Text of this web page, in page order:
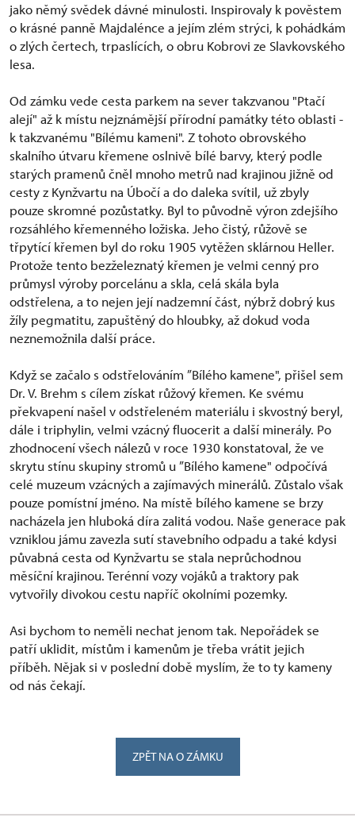
jako němý svědek dávné minulosti. Inspirovaly k pověstem
o krásné panně Majdalénce a jejím zlém strýci, k pohádkám
o zlých čertech, trpaslících, o obru Kobrovi ze Slavkovského
lesa.
Od zámku vede cesta parkem na sever takzvanou "Ptačí
alejí" až k místu nejznámější přírodní památky této oblasti -
k takzvanému "Bílému kameni". Z tohoto obrovského
skalního útvaru křemene oslnivě bílé barvy, který podle
starých pramenů čněl mnoho metrů nad krajinou jižně od
cesty z Kynžvartu na Úbočí a do daleka svítil, už zbyly
pouze skromné pozůstatky. Byl to původně výron zdejšího
rozsáhlého křemenného ložiska. Jeho čistý, růžově se
třpytící křemen byl do roku 1905 vytěžen sklárnou Heller.
Protože tento bezželeznatý křemen je velmi cenný pro
průmysl výroby porcelánu a skla, celá skála byla
odstřelena, a to nejen její nadzemní část, nýbrž dobrý kus
žíly pegmatitu, zapuštěný do hloubky, až dokud voda
neznemožnila další práce.
Když se začalo s odstřelováním ”Bílého kamene", přišel sem
Dr. V. Brehm s cílem získat růžový křemen. Ke svému
překvapení našel v odstřeleném materiálu i skvostný beryl,
dále i triphylin, velmi vzácný fluocerit a další minerály. Po
zhodnocení všech nálezů v roce 1930 konstatoval, že ve
skrytu stínu skupiny stromů u ”Bílého kamene" odpočívá
celé muzeum vzácných a zajímavých minerálů. Zůstalo však
pouze pomístní jméno. Na místě bílého kamene se brzy
nacházela jen hluboká díra zalitá vodou. Naše generace pak
vzniklou jámu zavezla sutí stavebního odpadu a také kdysi
půvabná cesta od Kynžvartu se stala neprůchodnou
měsíční krajinou. Terénní vozy vojáků a traktory pak
vytvořily divokou cestu napříč okolními pozemky.
Asi bychom to neměli nechat jenom tak. Nepořádek se
patří uklidit, místům i kamenům je třeba vrátit jejich
příběh. Nějak si v poslední době myslím, že to ty kameny
od nás čekají.
ZPĚT NA O ZÁMKU